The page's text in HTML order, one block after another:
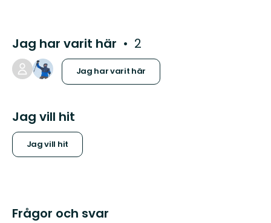
Jag har varit här 2
Jag har varit här
Jag vill hit
Jag vill hit
Frågor och svar